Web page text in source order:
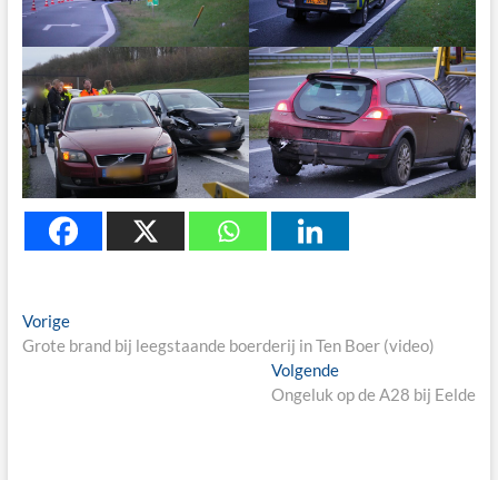
Berichtnavigatie
VorigePrevious
post:
Grote brand bij leegstaande boerderij in Ten Boer (video)
VolgendeNext
post:
Ongeluk op de A28 bij Eelde